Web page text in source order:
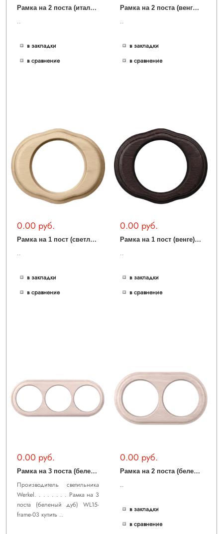
Р
амка на 2 поста (итальянский орех) WL20-frame-02
..
в закладки
в сравнение
Р
амка на 2 поста (венге) WL20-frame-02
..
в закладки
в сравнение
0.00 руб.
Р
амка на 1 пост (светлый бук) WL20-frame-01
..
в закладки
в сравнение
0.00 руб.
Р
амка на 1 пост (венге) WL20-frame-01
..
в закладки
в сравнение
0.00 руб.
Р
амка на 3 поста (беленый дуб) WL15-frame-03
Производитель светильника
Werkel. . . . . . . . Рамка на 3
поста (беленый дуб) WL15-
frame-03 купить ..
0.00 руб.
Р
амка на 2 поста (беленый дуб) WL15-frame-02
..
в закладки
в сравнение